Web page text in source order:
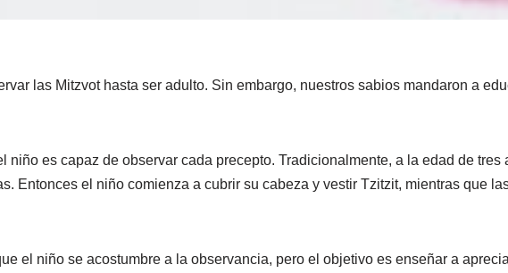
las Mitzvot hasta ser adulto. Sin embargo, nuestros sabios mandaron a
niño es capaz de observar cada precepto. Tradicionalmente, a la edad de tres
Entonces el niño comienza a cubrir su cabeza y vestir Tzitzit, mientras que
el niño se acostumbre a la observancia, pero el objetivo es enseñar a